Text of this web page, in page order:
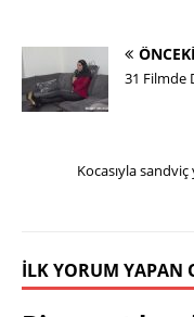
ÖNCEKI
31 Filmde
Kocasıyla
İLK YORUM YAPAN